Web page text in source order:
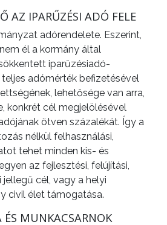
AZ IPARŰZÉSI ADÓ FELE
adórendelete. Eszerint,
él a kormány által
iparűzésiadó-
adómérték befizetésével
lehetősége van arra,
konkrét cél megjelölésével
ötven százalékát. Így a
nélkül felhasználási,
tehet minden kis- és
az fejlesztési, felújítási,
cél, vagy a helyi
civil élet támogatása.
ÉS MUNKACSARNOK